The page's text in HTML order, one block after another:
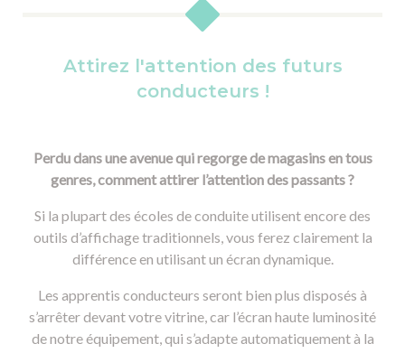
Attirez l'attention des futurs
conducteurs !
Perdu dans une avenue qui regorge de magasins en tous
genres, comment attirer l’attention des passants ?
Si la plupart des écoles de conduite utilisent encore des
outils d’affichage traditionnels, vous ferez clairement la
différence en utilisant un écran dynamique.
Les apprentis conducteurs seront bien plus disposés à
s’arrêter devant votre vitrine, car l’écran haute luminosité
de notre équipement, qui s’adapte automatiquement à la